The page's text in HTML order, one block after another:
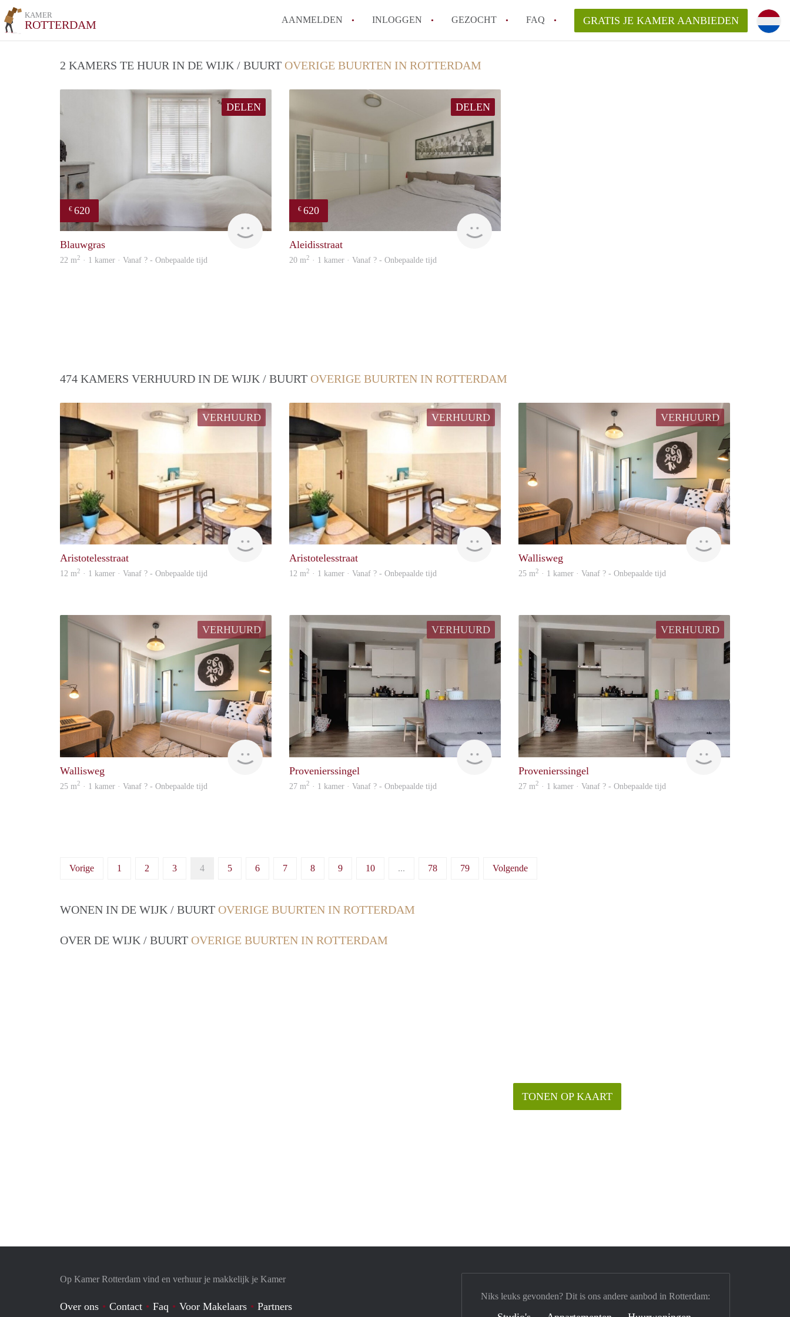
KAMER
ROTTERDAM AANMELDEN INLOGGEN GEZOCHT FAQ
Moet ik mij inschrijven bij de gemeente als ik een kamer huur in
Wat kost een studentenkamer gemiddeld in Rotterdam?
In welke wijken van Rotterdam kan ik het beste wonen als student?
Hoe vind ik een kamer in Rotterdam?
Alle veelgestelde vragen
GRATIS JE KAMER AANBIEDEN
2 KAMERS TE HUUR IN DE WIJK / BUURT OVERIGE BUURTEN IN ROTTERDAM
DELEN
€ 620
Blauwgras
22 m2 · 1 kamer · Vanaf ? - Onbepaalde tijd
DELEN
€ 620
Woning
Aleidisstraat
20 m2 · 1 kamer · Vanaf ? - Onbepaalde tijd
474 KAMERS VERHUURD IN DE WIJK / BUURT OVERIGE BUURTEN IN ROTTERDAM
VERHUURD
rent
Aristotelesstraat
12 m2 · 1 kamer · Vanaf ? - Onbepaalde tijd
VERHUURD
rent
Aristotelesstraat
12 m2 · 1 kamer · Vanaf ? - Onbepaalde tijd
VERHUURD
finder
Wallisweg
25 m2 · 1 kamer · Vanaf ? - Onbepaalde tijd
VERHUURD
finder
Wallisweg
25 m2 · 1 kamer · Vanaf ? - Onbepaalde tijd
VERHUURD
finder
Provenierssingel
27 m2 · 1 kamer · Vanaf ? - Onbepaalde tijd
VERHUURD
finder
Provenierssingel
27 m2 · 1 kamer · Vanaf ? - Onbepaalde tijd
Vorige 1 2 3 4 5 6 7 8 9 10 ... 78 79 Volgende
WONEN IN DE WIJK / BUURT OVERIGE BUURTEN IN ROTTERDAM
OVER DE WIJK / BUURT OVERIGE BUURTEN IN ROTTERDAM
TONEN OP KAART
Op Kamer Rotterdam vind en verhuur je makkelijk je Kamer
Over ons Contact Faq Voor Makelaars Partners
Niks leuks gevonden? Dit is ons andere aanbod in Rotterdam: